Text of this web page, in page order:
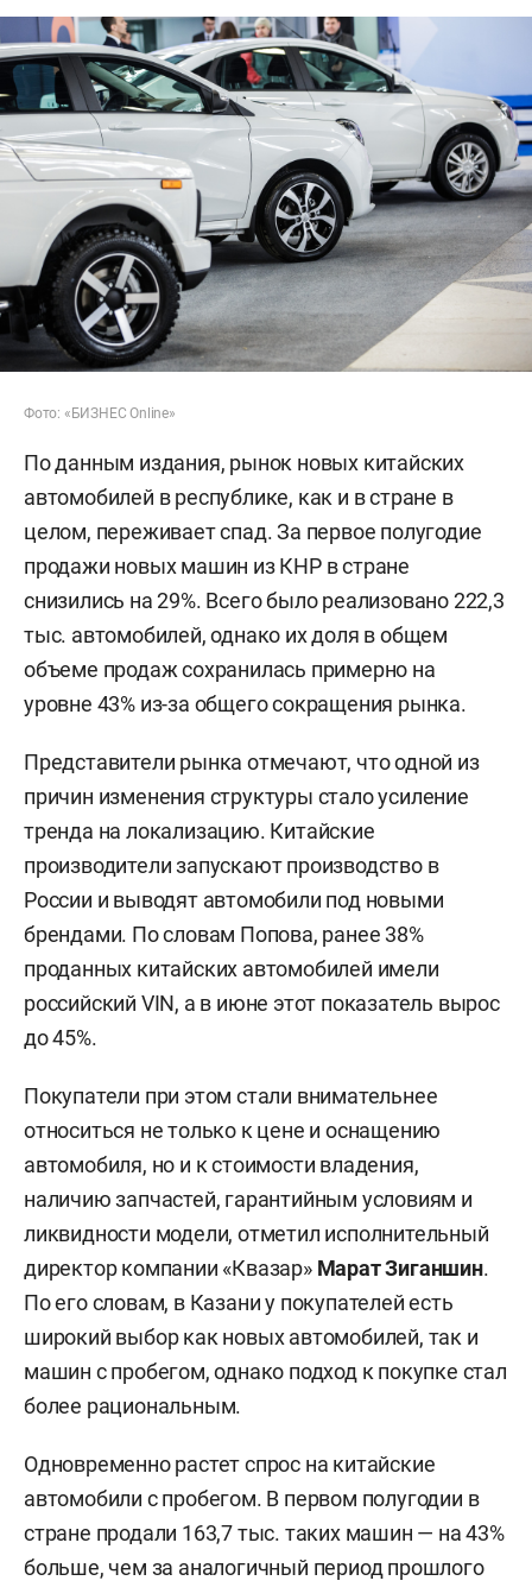
Фото: «БИЗНЕС Online»
По данным издания, рынок новых китайских
автомобилей в республике, как и в стране в
целом, переживает спад. За первое полугодие
продажи новых машин из КНР в стране
снизились на 29%. Всего было реализовано 222,3
тыс. автомобилей, однако их доля в общем
объеме продаж сохранилась примерно на
уровне 43% из-за общего сокращения рынка.
Представители рынка отмечают, что одной из
причин изменения структуры стало усиление
тренда на локализацию. Китайские
производители запускают производство в
России и выводят автомобили под новыми
брендами. По словам Попова, ранее 38%
проданных китайских автомобилей имели
российский VIN, а в июне этот показатель вырос
до 45%.
Покупатели при этом стали внимательнее
относиться не только к цене и оснащению
автомобиля, но и к стоимости владения,
наличию запчастей, гарантийным условиям и
ликвидности модели, отметил исполнительный
директор компании «Квазар» Марат Зиганшин.
По его словам, в Казани у покупателей есть
широкий выбор как новых автомобилей, так и
машин с пробегом, однако подход к покупке стал
более рациональным.
Одновременно растет спрос на китайские
автомобили с пробегом. В первом полугодии в
стране продали 163,7 тыс. таких машин — на 43%
больше, чем за аналогичный период прошлого